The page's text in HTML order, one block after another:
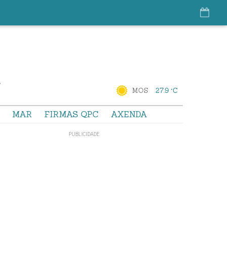
MOS 27.9 °C
MAR FIRMAS QPC AXENDA